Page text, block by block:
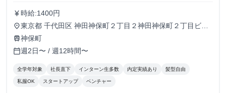
currency_yen 時給:1400円
place東京都 千代田区 神田神保町２丁目２神田神保町２丁目ビル
５０２号室
train神保町
calendar_today週2日〜 / 週12時間〜
全学年対象 社長直下 インターン生多数 内定実績あり 髪型自由
私服OK スタートアップ ベンチャー